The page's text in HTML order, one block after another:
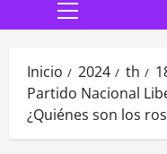
Menú
Inicio 2024 th
Partido Nacional
¿Quiénes son los